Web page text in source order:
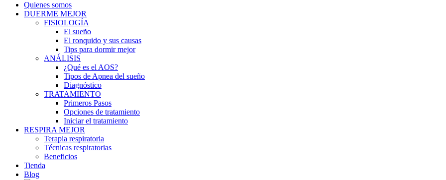
Quienes somos
DUERME MEJOR
FISIOLOGÍA
El sueño
El ronquido y sus causas
Tips para dormir mejor
ANÁLISIS
¿Qué es el AOS?
Tipos de Apnea del sueño
Diagnóstico
TRATAMIENTO
Primeros Pasos
Opciones de tratamiento
Iniciar el tratamiento
RESPIRA MEJOR
Terapia respiratoria
Técnicas respiratorias
Beneficios
Tienda
Blog